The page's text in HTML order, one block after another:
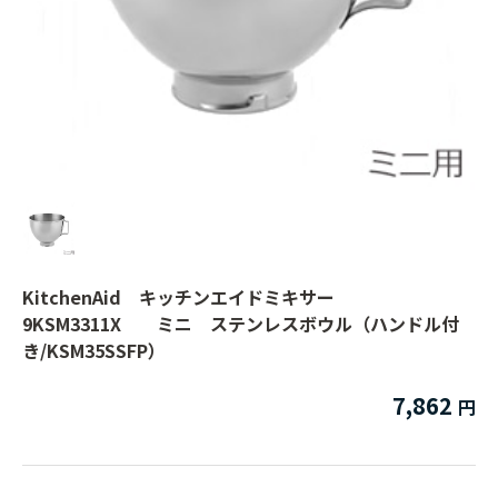
KitchenAid キッチンエイドミキサー
9KSM3311X ミニ ステンレスボウル（ハンドル付
き/KSM35SSFP）
7,862